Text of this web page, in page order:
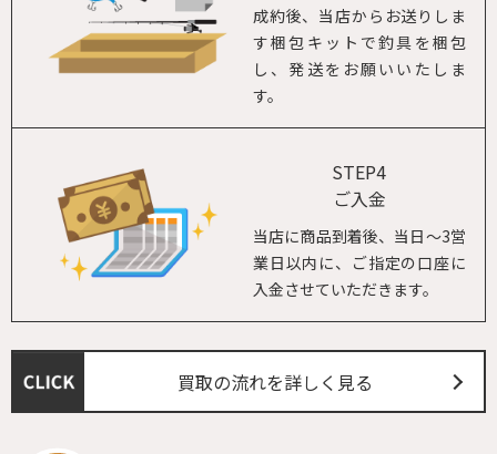
成約後、当店からお送りしま
す梱包キットで釣具を梱包
し、発送をお願いいたしま
す。
STEP4
ご入金
当店に商品到着後、当日～3営
業日以内に、ご指定の口座に
入金させていただきます。
買取の流れを詳しく見る